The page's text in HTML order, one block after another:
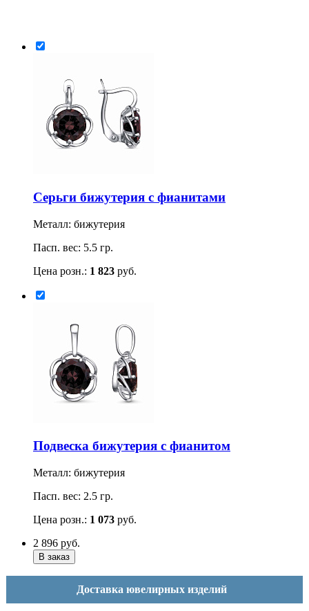
Серьги бижутерия с фианитами
Металл: бижутерия
Пасп. вес: 5.5 гр.
Цена розн.: 1 823 руб.
Подвеска бижутерия с фианитом
Металл: бижутерия
Пасп. вес: 2.5 гр.
Цена розн.: 1 073 руб.
2 896 руб.
Доставка ювелирных изделий